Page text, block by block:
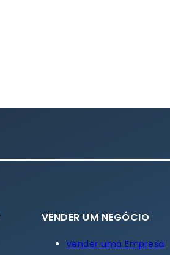
VENDER UM NEGÓCIO
Vender uma Empresa